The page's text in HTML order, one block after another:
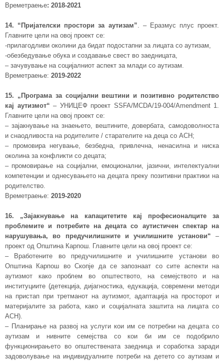
Времетраење: 2018-2021
14. “Пријателски простори за аутизам”. – Еразмус плус проект.
Главните цели на овој проект се:
-прилагодливи околини да бидат подостапни за лицата со аутизам,
-обезбедување обука и создавање свест во заедницата,
– зачувување на социјалниот аспект за млади со аутизам.
Времетраење: 2019-2022
15. „Програма за социјални вештини и позитивно родителство
кај аутизмот“ – УНИЦЕФ проект SSFA/MCDA/19-004/Amendment 1.
Главните цели на овој проект се:
– зајакнување на знаењето, вештините, довербата, самодоволноста
и снаодливоста на родителите / старателите на деца со АСН;
– промовира негување, безбедна, привлечна, ненасилна и ниска
околина за конфликти со децата;
– промовирање на социјални, емоционални, јазични, интелектуални
компетенции и однесувањето на децата преку позитивни практики на
родителство.
Времетраење: 2019-2020
16. „Зајакнување на капацитетите кај професионалците за
проблемите и потребите на децата со аутистичен спектар на
нарушувања, во предучилишните и училишните установи“ –
проект од Општина Карпош. Главните цели на овој проект се:
– Вработените во предучилишните и училишните установи во
Општина Карпош во Скопје да се запознаат со сите аспекти на
аутизмот како проблем во општеството, на семејството и на
институциите (детекција, дијагностика, едукација, современи методи
на пристап при третманот на аутизмот, адаптација на просторот и
материјалите за работа, како и социјалната заштита на лицата со
АСН).
– Планирање на развој на услуги кои им се потребни на децата со
аутизам и нивните семејства со кои би им се подобрило
функционирањето во општествената заедница и соработка заради
задоволување на индивидуалните потреби на детето со аутизам и